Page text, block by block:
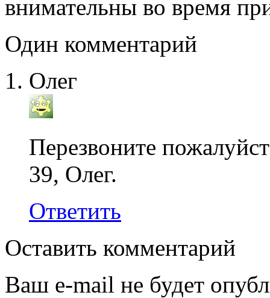
внимательны во время
Один комментарий
Олег
Перезвоните
39, Олег.
Ответить
Оставить комментарий
Ваш e-mail не будет